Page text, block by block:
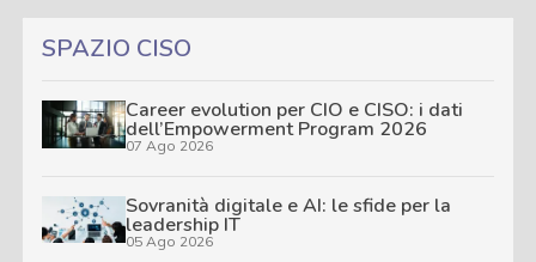
SPAZIO CISO
Career evolution per CIO e CISO: i dati
dell’Empowerment Program 2026
07 Ago 2026
Sovranità digitale e AI: le sfide per la
leadership IT
05 Ago 2026